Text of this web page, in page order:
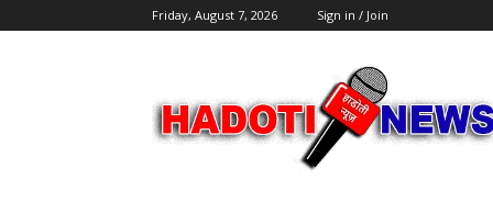
Friday, August 7, 2026 Sign in / Join